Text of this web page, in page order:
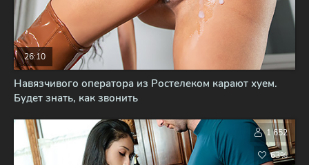
Навязчивого оператора из Ростелеком карают хуем.
Будет знать, как звонить
26:10
1 652
63%